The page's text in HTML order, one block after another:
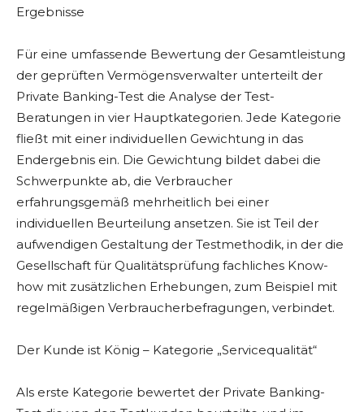
Ergebnisse
Für eine umfassende Bewertung der Gesamtleistung
der geprüften Vermögensverwalter unterteilt der
Private Banking-Test die Analyse der Test-
Beratungen in vier Hauptkategorien. Jede Kategorie
fließt mit einer individuellen Gewichtung in das
Endergebnis ein. Die Gewichtung bildet dabei die
Schwerpunkte ab, die Verbraucher
erfahrungsgemäß mehrheitlich bei einer
individuellen Beurteilung ansetzen. Sie ist Teil der
aufwendigen Gestaltung der Testmethodik, in der die
Gesellschaft für Qualitätsprüfung fachliches Know-
how mit zusätzlichen Erhebungen, zum Beispiel mit
regelmäßigen Verbraucherbefragungen, verbindet.
Der Kunde ist König – Kategorie „Servicequalität“
Als erste Kategorie bewertet der Private Banking-